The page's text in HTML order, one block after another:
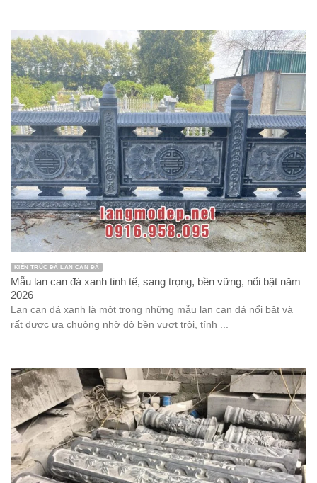
bàn ghế đá
Bàn lễ đá
Bàn thờ thiên bằng đá
bia đá
Chân tảng đá
Chiếu Rồng đá
Chó đá
Chưa được phân loại
Công trình
Cổng đá
Cột đồng trụ
Cột đồng trụ đá
Cuốn thư đá
Kiến trúc đá